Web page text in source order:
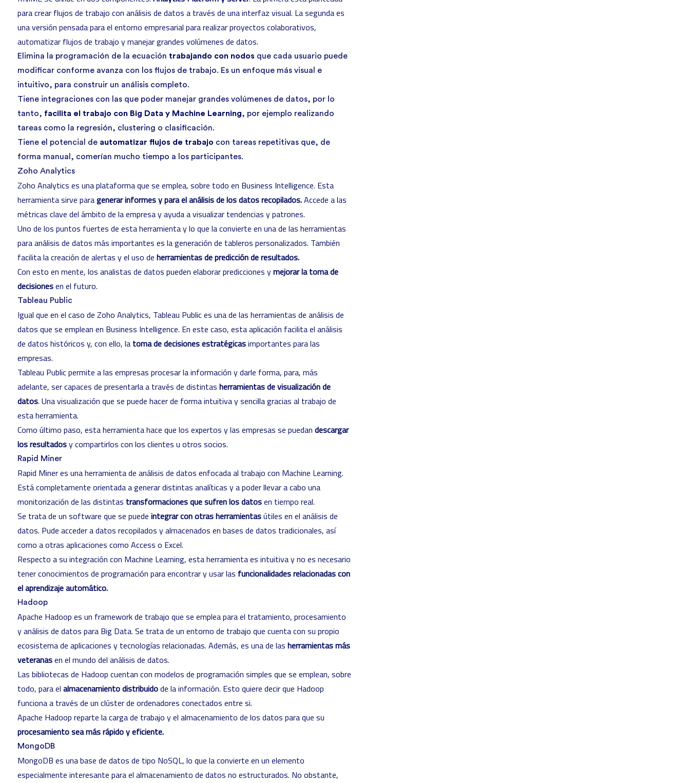
para crear flujos de trabajo con análisis de datos a través de una interfaz visual. La segunda es
una versión pensada para el entorno empresarial para realizar proyectos colaborativos,
automatizar flujos de trabajo y manejar grandes volúmenes de datos.
Elimina la programación de la ecuación trabajando con nodos que cada usuario puede
modificar conforme avanza con los flujos de trabajo. Es un enfoque más visual e
intuitivo, para construir un análisis completo.
Tiene integraciones con las que poder manejar grandes volúmenes de datos, por lo
tanto, facilita el trabajo con Big Data y Machine Learning, por ejemplo realizando
tareas como la regresión, clustering o clasificación.
Tiene el potencial de automatizar flujos de trabajo con tareas repetitivas que, de
forma manual, comerían mucho tiempo a los participantes.
Zoho Analytics
Zoho Analytics es una plataforma que se emplea, sobre todo en Business Intelligence. Esta
herramienta sirve paragenerar informes y para el análisis de los datos recopilados.Accede a las
métricas clave del ámbito de la empresa y ayuda a visualizar tendencias y patrones.
Uno de los puntos fuertes de esta herramienta y lo que la convierte en una de las herramientas
para análisis de datos más importantes es la generación de tableros personalizados. También
facilita la creación de alertas y el uso de herramientas de predicción de resultados.
Con esto en mente, los analistas de datos pueden elaborar predicciones ymejorar la toma de
decisionesen el futuro.
Tableau Public
Igual que en el caso de Zoho Analytics, Tableau Publices una de las herramientas de análisis de
datos que se emplean en Business Intelligence. En este caso, esta aplicación facilita el análisis
de datos históricos y, con ello, la toma de decisiones estratégicasimportantes para las
empresas.
Tableau Public permite a las empresas procesar la información y darle forma, para, más
adelante, ser capaces de presentarla a través de distintas herramientas de visualización de
datos. Una visualización que se puede hacer de forma intuitiva y sencilla gracias al trabajo de
esta herramienta.
Como último paso, esta herramienta hace que los expertos y las empresas se puedan descargar
los resultadosy compartirlos con los clientes u otros socios.
Rapid Miner
Rapid Mineres una herramienta de análisis de datos enfocada al trabajo con Machine Learning.
Está completamente orientada a generar distintas analíticas y a poder llevar a cabo una
monitorización de las distintas transformaciones que sufren los datosen tiempo real.
Se trata de un software que se puede integrar con otras herramientasútiles en el análisis de
datos. Pude acceder a datos recopilados y almacenados en bases de datos tradicionales, así
como a otras aplicaciones como Access o Excel.
Respecto a su integración con Machine Learning, esta herramienta es intuitiva y no es necesario
tener conocimientos de programación para encontrar y usar las funcionalidades relacionadas con
el aprendizaje automático.
Hadoop
Apache Hadoop es un framework de trabajo que se emplea para el tratamiento, procesamiento
y análisis de datos para Big Data. Se trata de un entorno de trabajo que cuenta con su propio
ecosistema de aplicaciones y tecnologías relacionadas. Además, es una de las herramientas más
veteranasen el mundo del análisis de datos.
Las bibliotecas de Hadoop cuentan con modelos de programación simples que se emplean, sobre
todo, para el almacenamiento distribuidode la información. Esto quiere decir que Hadoop
funciona a través de un clúster de ordenadores conectados entre si.
Apache Hadoop reparte la carga de trabajo y el almacenamiento de los datos para que su
procesamiento sea más rápido y eficiente.
MongoDB
MongoDB es una base de datos de tipo NoSQL, lo que la convierte en un elemento
especialmente interesante para el almacenamiento de datos no estructurados. No obstante,